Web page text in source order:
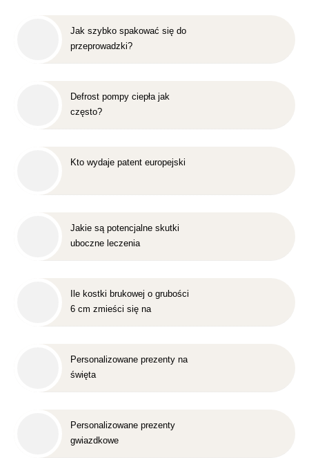
Jak szybko spakować się do
przeprowadzki?
Defrost pompy ciepła jak
często?
Kto wydaje patent europejski
Jakie są potencjalne skutki
uboczne leczenia
Ile kostki brukowej o grubości
6 cm zmieści się na
Personalizowane prezenty na
święta
Personalizowane prezenty
gwiazdkowe